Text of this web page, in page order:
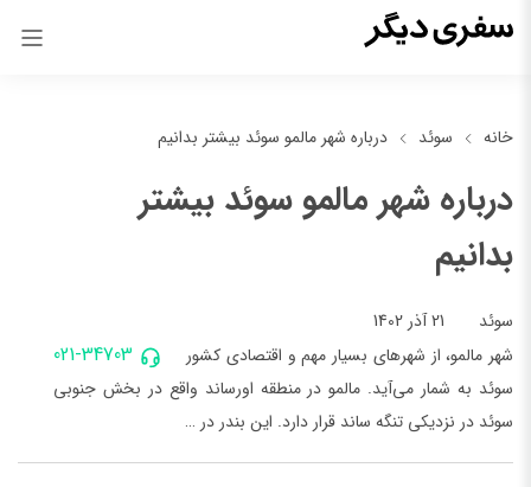
خانه سوئد درباره شهر مالمو سوئد بیشتر بدانیم
درباره شهر مالمو سوئد بیشتر
بدانیم
سوئد 21 آذر 1402
021-34703
شهر مالمو، از شهرهای بسیار مهم و اقتصادی کشور
سوئد به شمار می‌آید. مالمو در منطقه اورساند واقع در بخش جنوبی
سوئد در نزدیکی تنگه ساند قرار دارد. این بندر در …